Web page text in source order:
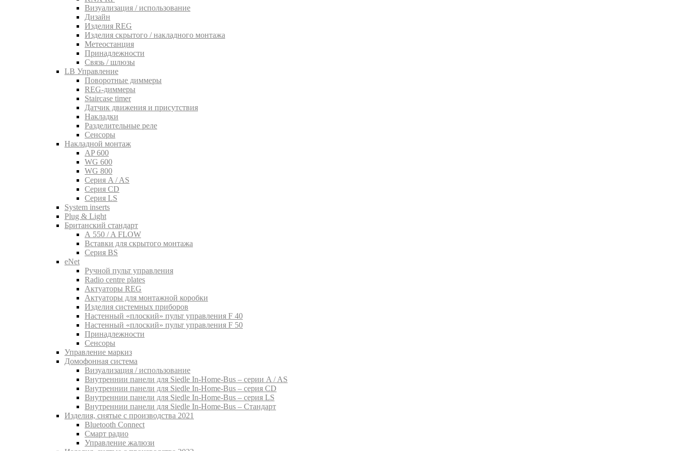
Визуализация / использование
Дизайн
Изделия REG
Изделия скрытого / накладного монтажа
Метеостанция
Принадлежности
Связь / шлюзы
LB Управление
Поворотные диммеры
REG-диммеры
Staircase timer
Датчик движения и присутствия
Накладки
Разделительные реле
Сенсоры
Накладной монтаж
AP 600
WG 600
WG 800
Серия A / AS
Серия CD
Серия LS
System inserts
Plug & Light
Британский стандарт
A 550 / A FLOW
Вставки для скрытого монтажа
Серия BS
eNet
Pучной пульт управления
Radio centre plates
Актуаторы REG
Актуаторы для монтажной коробки
Изделия системных приборов
Настенный «плоский» пульт управления F 40
Настенный «плоский» пульт управления F 50
Принадлежности
Сенсоры
Управление маркиз
Домофонная система
Визуализация / использование
Внутреннии панели для Siedle In-Home-Bus – серии A / AS
Внутреннии панели для Siedle In-Home-Bus – серия CD
Внутреннии панели для Siedle In-Home-Bus – серия LS
Внутреннии панели для Siedle In-Home-Bus – Стандарт
Изделия, снятые с производства 2021
Bluetooth Connect
Смарт радио
Управление жалюзи